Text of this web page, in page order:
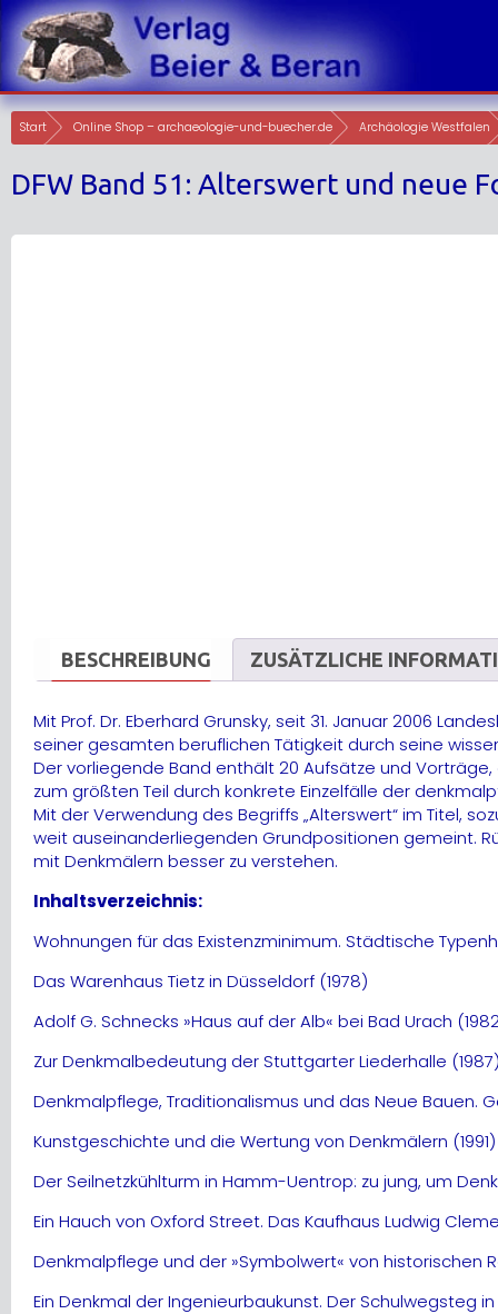
Skip
to
content
Start Online Shop – archaeologie-und-buecher.de Archäologie Westfalen
DFW Band 51: Alterswert und neue
BESCHREIBUNG ZUSÄTZLICHE
Mit Prof. Dr. Eberhard Grunsky, seit 31. Januar 2006
seiner gesamten beruflichen Tätigkeit durch seine
Der vorliegende Band enthält 20 Aufsätze und
zum größten Teil durch konkrete Einzelfälle der
Mit der Verwendung des Begriffs „Alterswert“ im Titel,
weit auseinanderliegenden Grundpositionen gemeint.
mit Denkmälern besser zu verstehen.
Inhaltsverzeichnis:
Wohnungen für das Existenzminimum. Städtische
Das Warenhaus Tietz in Düsseldorf (1978)
Adolf G. Schnecks »Haus auf der Alb« bei Bad Urach
Zur Denkmalbedeutung der Stuttgarter Liederhalle
Denkmalpflege, Traditionalismus und das Neue Bauen.
Kunstgeschichte und die Wertung von Denkmälern (1991)
Der Seilnetzkühlturm in Hamm-Uentrop: zu jung, um
Ein Hauch von Oxford Street. Das Kaufhaus Ludwig
Denkmalpflege und der »Symbolwert« von historischen
Ein Denkmal der Ingenieurbaukunst. Der Schulwegsteg